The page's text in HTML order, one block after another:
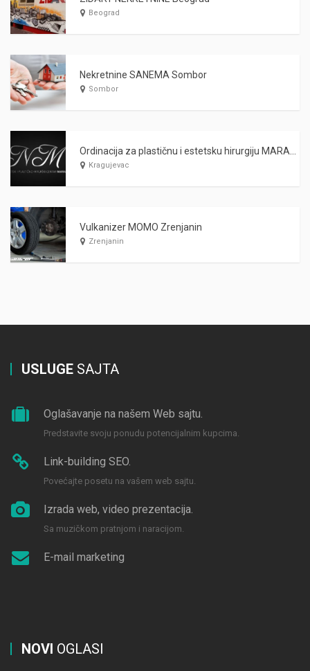
Beograd
Nekretnine SANEMA Sombor
Sombor
Kragujevac
Vulkanizer MOMO Zrenjanin
Zrenjanin
USLUGE SAJTA
Oglašavanje na našem Web sajtu.
Predstavite svoju ponudu potencijalnim kupcima.
Link-building SEO.
Povećajte posetu na vašem web sajtu.
Izrada web, video prezentacija.
Sa muzičkom pratnjom i naracijom.
E-mail marketing
NOVI OGLASI